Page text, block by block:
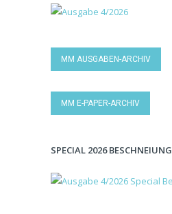
MM AUSGABEN-ARCHIV
MM E-PAPER-ARCHIV
SPECIAL 2026 BESCHNEIUNG